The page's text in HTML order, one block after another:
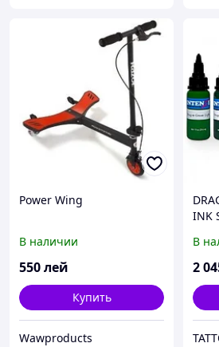
Power Wing
В наличии
550лей
Купить
Wawproducts
INK
В
2